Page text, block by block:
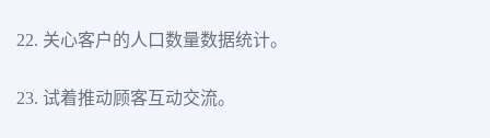
22. 关心客户的人口数量数据统计。
23. 试着推动顾客互动交流。